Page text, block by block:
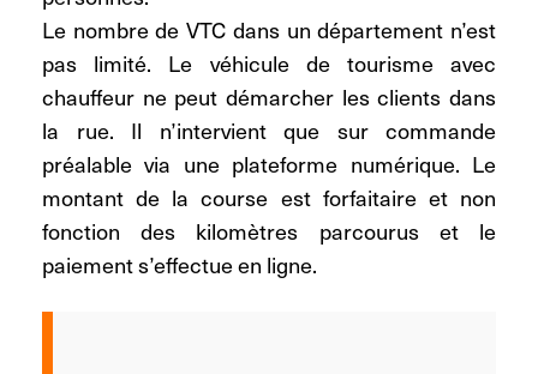
Le nombre de VTC dans un département n’est
pas limité. Le véhicule de tourisme avec
chauffeur ne peut démarcher les clients dans
la rue. Il n’intervient que sur commande
préalable via une plateforme numérique. Le
montant de la course est forfaitaire et non
fonction des kilomètres parcourus et le
paiement s’effectue en ligne.